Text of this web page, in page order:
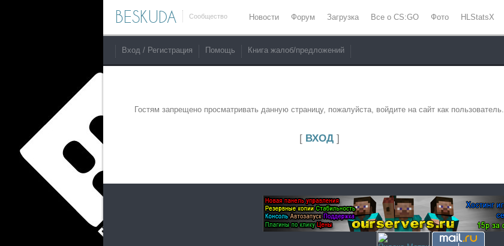
BESKUDA Сообщество Новости Форум Загрузка Все о CS:GO Фото HLStatsX
Вход / Регистрация Помощь Книга жалоб/предложений
Гостям запрещено просматривать данную страницу, пожалуйста, войдите на сайт как пользователь.
[ ВХОД]